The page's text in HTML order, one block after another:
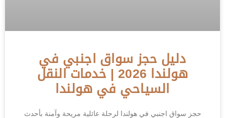
دليل حجز سواق اجنبي في
هولندا 2026 | خدمات النقل
السياحي في هولندا
حجز سواق اجنبي في هولندا لرحلة عائلية مريحة وآمنة بأحدث